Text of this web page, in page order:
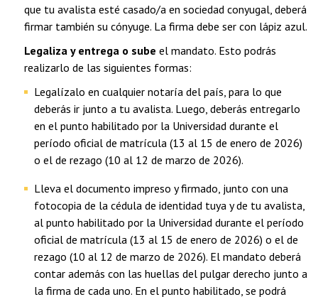
que tu avalista esté casado/a en sociedad conyugal, deberá
firmar también su cónyuge. La firma debe ser con lápiz azul.
Legaliza y entrega o sube el mandato. Esto podrás
realizarlo de las siguientes formas:
Legalízalo en cualquier notaría del país, para lo que
deberás ir junto a tu avalista. Luego, deberás entregarlo
en el punto habilitado por la Universidad durante el
período oficial de matrícula (13 al 15 de enero de 2026)
o el de rezago (10 al 12 de marzo de 2026).
Lleva el documento impreso y firmado, junto con una
fotocopia de la cédula de identidad tuya y de tu avalista,
al punto habilitado por la Universidad durante el período
oficial de matrícula (13 al 15 de enero de 2026) o el de
rezago (10 al 12 de marzo de 2026). El mandato deberá
contar además con las huellas del pulgar derecho junto a
la firma de cada uno. En el punto habilitado, se podrá